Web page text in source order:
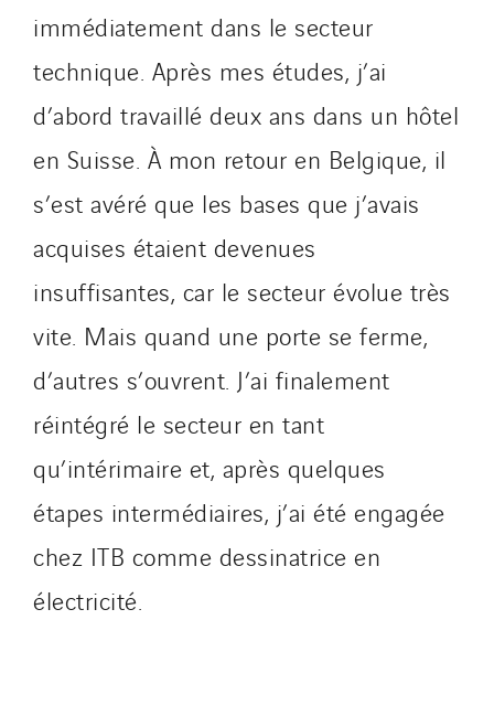
immédiatement dans le secteur
technique. Après mes études, j’ai
d’abord travaillé deux ans dans un hôtel
en Suisse. À mon retour en Belgique, il
s’est avéré que les bases que j’avais
acquises étaient devenues
insuffisantes, car le secteur évolue très
vite. Mais quand une porte se ferme,
d’autres s’ouvrent. J’ai finalement
réintégré le secteur en tant
qu’intérimaire et, après quelques
étapes intermédiaires, j’ai été engagée
chez ITB comme dessinatrice en
électricité.